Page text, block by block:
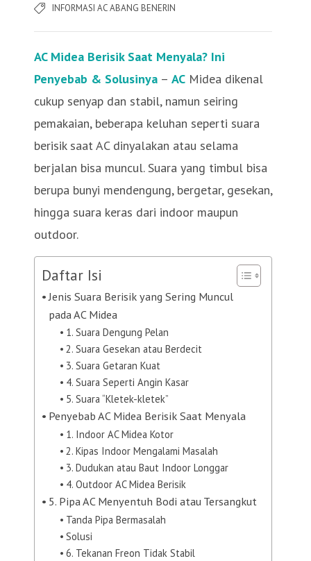
INFORMASI AC ABANG BENERIN
AC Midea Berisik Saat Menyala? Ini
Penyebab & Solusinya – AC Midea dikenal
cukup senyap dan stabil, namun seiring
pemakaian, beberapa keluhan seperti suara
berisik saat AC dinyalakan atau selama
berjalan bisa muncul. Suara yang timbul bisa
berupa bunyi mendengung, bergetar, gesekan,
hingga suara keras dari indoor maupun
outdoor.
Daftar Isi
Jenis Suara Berisik yang Sering Muncul
pada AC Midea
1. Suara Dengung Pelan
2. Suara Gesekan atau Berdecit
3. Suara Getaran Kuat
4. Suara Seperti Angin Kasar
5. Suara “Kletek-kletek”
Penyebab AC Midea Berisik Saat Menyala
1. Indoor AC Midea Kotor
2. Kipas Indoor Mengalami Masalah
3. Dudukan atau Baut Indoor Longgar
4. Outdoor AC Midea Berisik
5. Pipa AC Menyentuh Bodi atau Tersangkut
Tanda Pipa Bermasalah
Solusi
6. Tekanan Freon Tidak Stabil